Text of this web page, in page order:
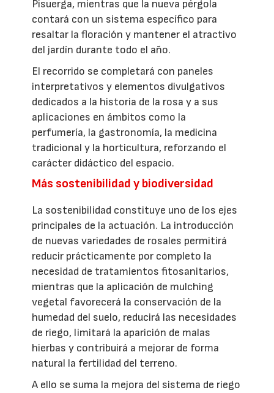
Pisuerga, mientras que la nueva pérgola
contará con un sistema específico para
resaltar la floración y mantener el atractivo
del jardín durante todo el año.
El recorrido se completará con paneles
interpretativos y elementos divulgativos
dedicados a la historia de la rosa y a sus
aplicaciones en ámbitos como la
perfumería, la gastronomía, la medicina
tradicional y la horticultura, reforzando el
carácter didáctico del espacio.
Más sostenibilidad y biodiversidad
La sostenibilidad constituye uno de los ejes
principales de la actuación. La introducción
de nuevas variedades de rosales permitirá
reducir prácticamente por completo la
necesidad de tratamientos fitosanitarios,
mientras que la aplicación de mulching
vegetal favorecerá la conservación de la
humedad del suelo, reducirá las necesidades
de riego, limitará la aparición de malas
hierbas y contribuirá a mejorar de forma
natural la fertilidad del terreno.
A ello se suma la mejora del sistema de riego